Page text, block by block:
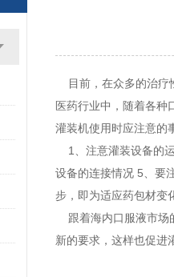
目前，在众多的治疗
医药行业中，随着各种
灌装机使用时应注意的
1、注意灌装设备的
设备的连接情况 5、要
步，即为适应药包材变
跟着海内口服液市场
新的要求，这样也促进